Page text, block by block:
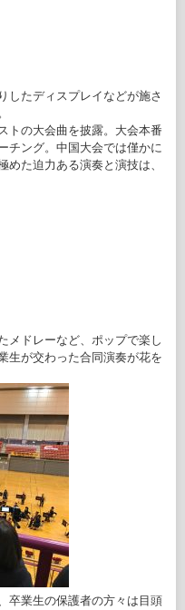
したディスプレイなどが施さ
トの大会曲を披露。大会本番
チング。中国大会では僅かに
た迫力ある演奏と演技は、
メドレーなど、ポップで楽し
生が交わった合同演奏が花を
卒業生の保護者の方々は目頭